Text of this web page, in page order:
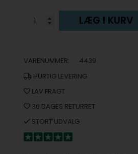
LÆG I KURV
VARENUMMER:
4439
HURTIG LEVERING
LAV FRAGT
30 DAGES RETURRET
STORT UDVALG